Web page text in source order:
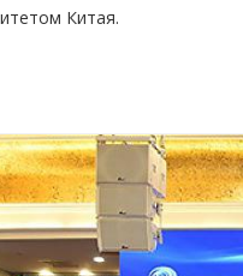
Китая.